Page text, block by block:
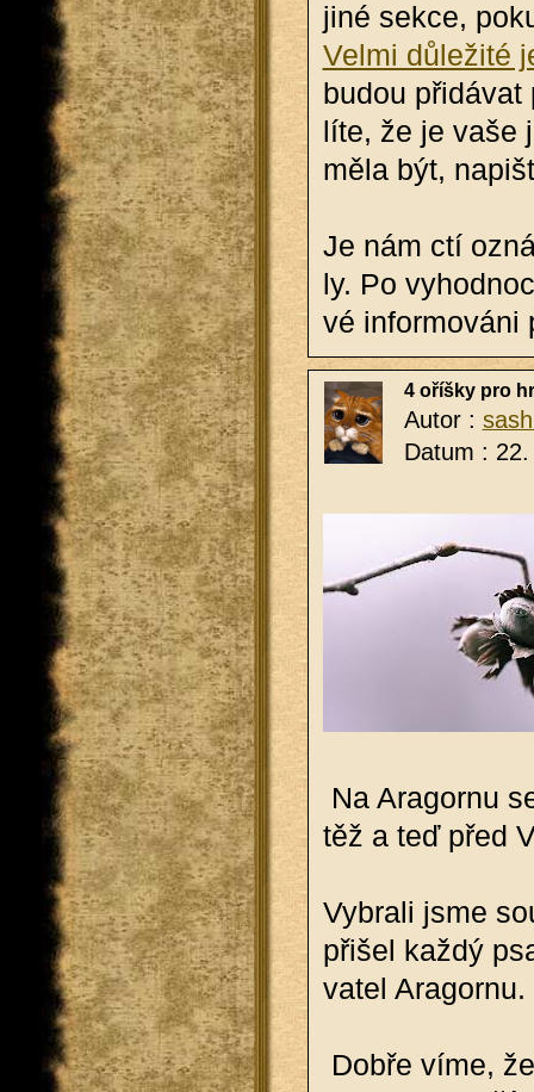
jiné sekce,
Velmi dů­le­ži­té
budou
lí­te, že je vaše
měla být,
Je nám ctí
ly. Po
vé in­for­mo­vá­ni
4 oříšky pro
Autor :
Datum :
Na Ara­gor­nu
těž a teď před
Vy­bra­li jsme
při­šel každý
va­tel Ara­gor­nu.
Dobře víme,